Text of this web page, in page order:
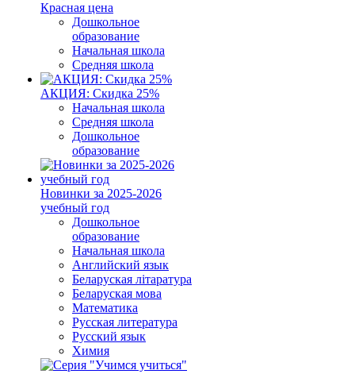
Красная цена
Дошкольное
образование
Начальная школа
Средняя школа
АКЦИЯ: Скидка 25%
Начальная школа
Средняя школа
Дошкольное
образование
Новинки за 2025-2026
учебный год
Дошкольное
образование
Начальная школа
Английский язык
Беларуская літаратура
Беларуская мова
Математика
Русская литература
Русский язык
Химия